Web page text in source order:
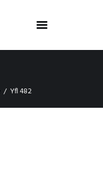
Yfl 482